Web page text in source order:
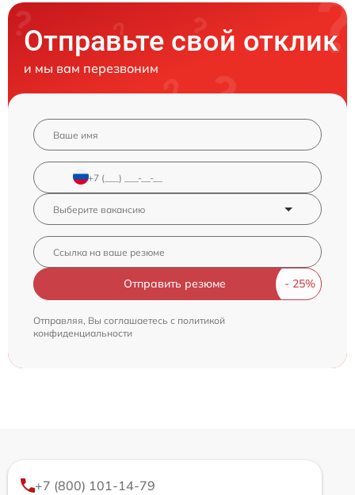
Отправьте свой отклик
и мы вам перезвоним
Отправить резюме
Отправляя, Вы соглашаетесь с политикой
конфиденциальности
+7 (800) 101-14-79